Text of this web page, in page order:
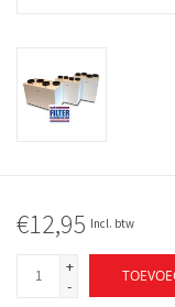
€12,95 Incl. btw
+
-